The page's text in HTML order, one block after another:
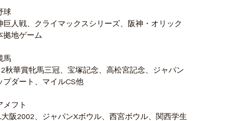
球
巨人戦、クライマックスシリーズ、阪神・オリック
拠地ゲーム
馬
秋華賞牝馬三冠、宝塚記念、高松宮記念、ジャパン
プダート、マイルCS他
メフト
大阪2002、ジャパンXボウル、西宮ボウル、関西学生